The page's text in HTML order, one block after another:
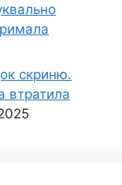
скриню.
втратила